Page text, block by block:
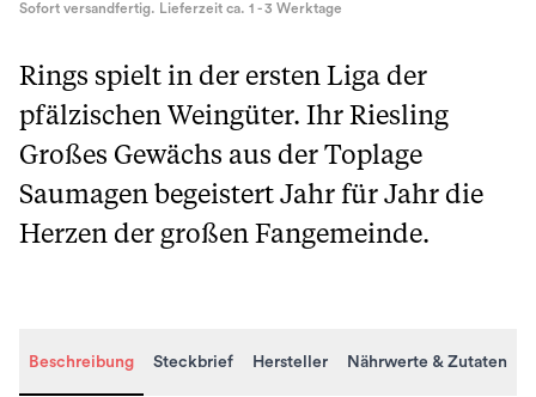
Sofort versandfertig. Lieferzeit ca. 1 - 3 Werktage
Rings spielt in der ersten Liga der
pfälzischen Weingüter. Ihr Riesling
Großes Gewächs aus der Toplage
Saumagen begeistert Jahr für Jahr die
Herzen der großen Fangemeinde.
Beschreibung Steckbrief Hersteller Nährwerte & Zutaten